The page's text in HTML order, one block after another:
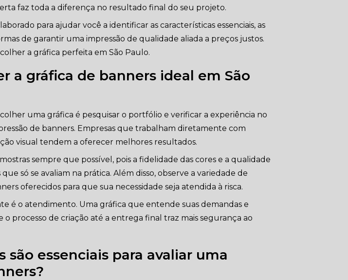
faz toda a diferença no resultado final do seu projeto.
para ajudar você a identificar as características essenciais, as
de garantir uma impressão de qualidade aliada a preços justos.
a gráfica perfeita em São Paulo.
a gráfica de banners ideal em São
uma gráfica é pesquisar o portfólio e verificar a experiência no
de banners. Empresas que trabalham diretamente com
visual tendem a oferecer melhores resultados.
sempre que possível, pois a fidelidade das cores e a qualidade
só se avaliam na prática. Além disso, observe a variedade de
oferecidos para que sua necessidade seja atendida à risca.
é o atendimento. Uma gráfica que entende suas demandas e
processo de criação até a entrega final traz mais segurança ao
são essenciais para avaliar uma